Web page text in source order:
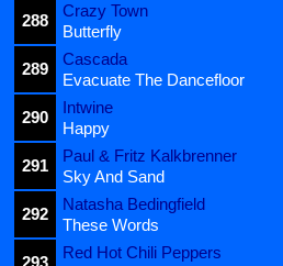
288
Crazy Town
Butterfly
289
Cascada
Evacuate The Dancefloor
290
Intwine
Happy
291
Paul & Fritz Kalkbrenner
Sky And Sand
292
Natasha Bedingfield
These Words
293
Red Hot Chili Peppers